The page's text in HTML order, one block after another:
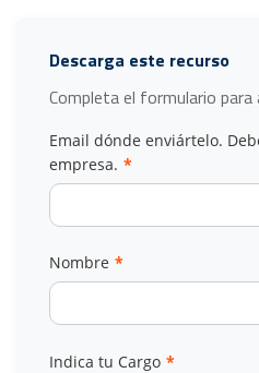
Descarga este recurso
Completa el formulario para
Email dónde enviártelo.
empresa. *
Nombre *
Indica tu Cargo *